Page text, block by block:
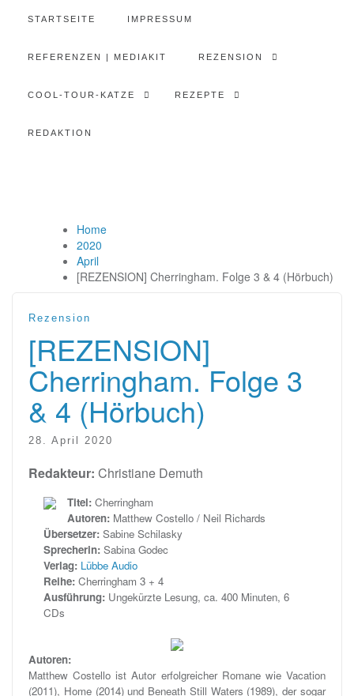
STARTSEITE IMPRESSUM
REFERENZEN | MEDIAKIT REZENSION
COOL-TOUR-KATZE REZEPTE
REDAKTION
Home
2020
April
[REZENSION] Cherringham. Folge 3 & 4 (Hörbuch)
Rezension
[REZENSION]
Cherringham. Folge 3
& 4 (Hörbuch)
28. April 2020
Redakteur: Christiane Demuth
Titel: Cherringham
Autoren: Matthew Costello / Neil Richards
Übersetzer: Sabine Schilasky
Sprecherin: Sabina Godec
Verlag: Lübbe Audio
Reihe: Cherringham 3 + 4
Ausführung: Ungekürzte Lesung, ca. 400 Minuten, 6
CDs
Autoren:
Matthew Costello ist Autor erfolgreicher Romane wie Vacation
(2011), Home (2014) und Beneath Still Waters (1989), der sogar